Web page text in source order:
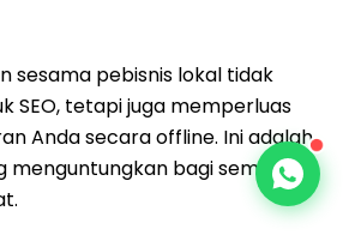
sesama pebisnis lokal tidak
SEO, tetapi juga memperluas
Anda secara offline. Ini adalah
menguntungkan bagi semua